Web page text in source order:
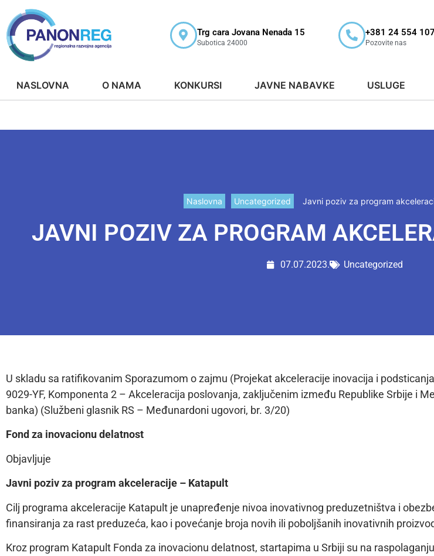
Trg cara Jovana Nenada 15
Subotica 24000
+381 24 554 107
Pozovite nas
NASLOVNA O NAMA KONKURSI JAVNE NABAVKE USLUGE
Naslovna Uncategorized Javni poziv za program
JAVNI POZIV ZA PROGRAM
07.07.2023. Uncategorized
U skladu sa ratifikovanim Sporazumom o zajmu (Projekat akceleracije inovacija i
9029-YF, Komponenta 2 – Akceleracija poslovanja, zaključenim između Republike Srbije i
banka) (Službeni glasnik RS – Međunardoni ugovori, br. 3/20)
Fond za inovacionu delatnost
Objavljuje
Javni poziv za program akceleracije – Katapult
Cilj programa akceleracije Katapult je unapređenje nivoa inovativnog preduzetništva i
finansiranja za rast preduzeća, kao i povećanje broja novih ili poboljšanih inovativnih
Kroz program Katapult Fonda za inovacionu delatnost, startapima u Srbiji su na